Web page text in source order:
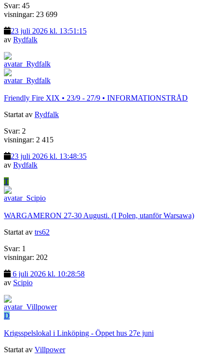
Svar: 45
visningar: 23 699
23 juli 2026 kl. 13:51:15
av Rydfalk
Friendly Fire XIX • 23/9 - 27/9 • INFORMATIONSTRÅD
Startat av Rydfalk
Svar: 2
visningar: 2 415
23 juli 2026 kl. 13:48:35
av Rydfalk
T
WARGAMERON 27-30 Augusti. (I Polen, utanför Warsawa)
Startat av trs62
Svar: 1
visningar: 202
6 juli 2026 kl. 10:28:58
av Scipio
D
Krigsspelslokal i Linköping - Öppet hus 27e juni
Startat av Villpower